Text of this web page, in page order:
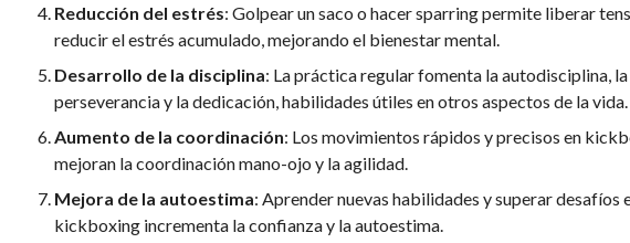
Reducción del estrés: Golpear un saco o hacer sparring permite liberar
reducir el estrés acumulado, mejorando el bienestar mental.
Desarrollo de la disciplina: La práctica regular fomenta la autodisciplina, la
perseverancia y la dedicación, habilidades útiles en otros aspectos de la vida.
Aumento de la coordinación: Los movimientos rápidos y precisos en
mejoran la coordinación mano-ojo y la agilidad.
Mejora de la autoestima: Aprender nuevas habilidades y superar desafíos
kickboxing incrementa la confianza y la autoestima.